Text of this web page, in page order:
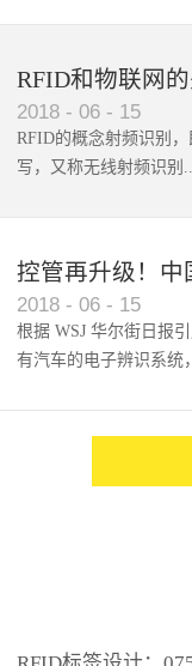
RFID和物联网
2018 - 06 - 15
RFID的概念射频识别，
写，又称无线射频识别
控管再升级！中
架构辨识系统
2018 - 06 - 15
根据 WSJ 华尔街日报
有汽车的电子辨识系统